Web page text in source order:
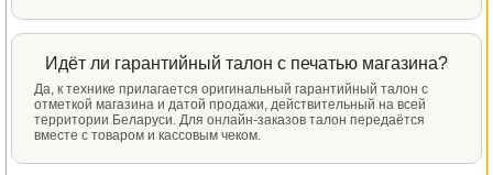
Идёт ли гарантийный талон с печатью магазина?
Да, к технике прилагается оригинальный гарантийный талон с
отметкой магазина и датой продажи, действительный на всей
территории Беларуси. Для онлайн-заказов талон передаётся
вместе с товаром и кассовым чеком.